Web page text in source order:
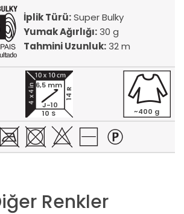
İplik Türü:Super Bulky
Yumak Ağırlığı:30 g
Tahmini Uzunluk:32 m
10 S
14 R
6,5 mm
J-10
~400 g
Renkler